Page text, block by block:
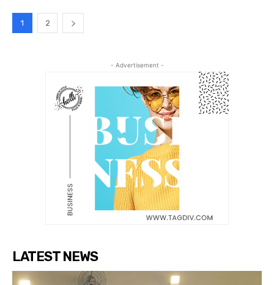
1 2
- Advertisement -
LATEST NEWS